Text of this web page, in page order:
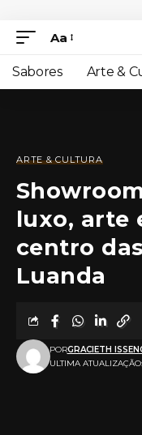
Aa
Sabores Arte &
ARTE & CULTURA
luxo, arte
centro
Luanda
ULTIMA
PORGRACIETH